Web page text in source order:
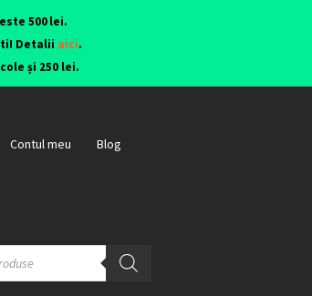
500 lei.
Detalii aici.
și 250 lei.
Contul meu Blog